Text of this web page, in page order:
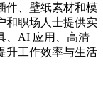
件、壁纸素材和模
和职场人士提供实
、AI 应用、高清
升工作效率与生活